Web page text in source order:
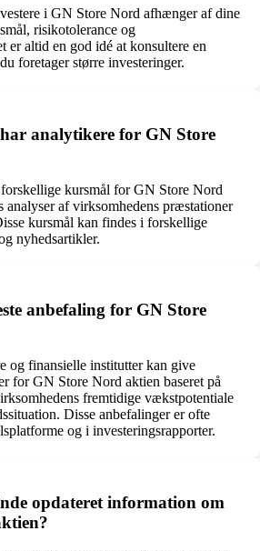
i GN Store Nord afhænger af dine
risikotolerance og
er altid en god idé at konsultere en
foretager større investeringer.
analytikere for GN Store
kursmål for GN Store Nord
analyser af virksomhedens præstationer
kursmål kan findes i forskellige
nyhedsartikler.
anbefaling for GN Store
og finansielle institutter kan give
for GN Store Nord aktien baseret på
fremtidige vækstpotentiale
Disse anbefalinger er ofte
og i investeringsrapporter.
opdateret information om